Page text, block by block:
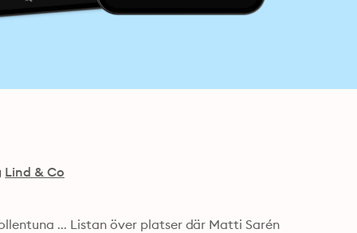
Lind & Co
... Listan över platser där Matti Sarén